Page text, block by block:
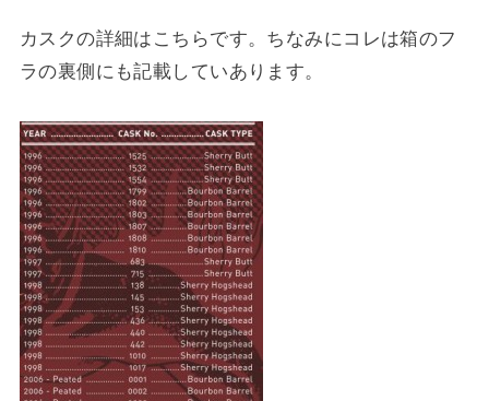
カスクの詳細はこちらです。ちなみにコレは箱のフ
ラの裏側にも記載していあります。